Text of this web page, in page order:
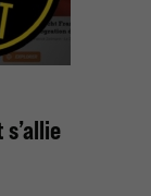
s’allie